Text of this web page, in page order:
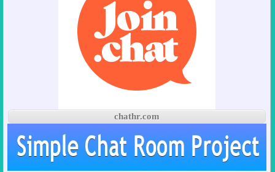
chathr.com